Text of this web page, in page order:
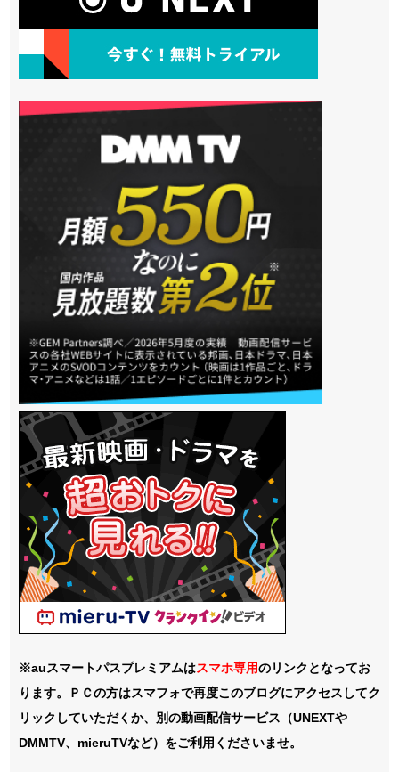
※auスマートパスプレミアムはスマホ専用のリンクとなってお
ります。ＰＣの方はスマフォで再度このブログにアクセスしてク
リックしていただくか、別の動画配信サービス（UNEXTや
DMMTV、mieruTVなど）をご利用くださいませ。